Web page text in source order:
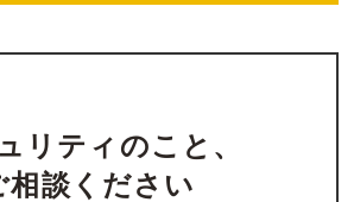
リティのこと、
相談ください